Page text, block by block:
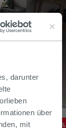
darunter
über
mit
Umkehrbar
,00%